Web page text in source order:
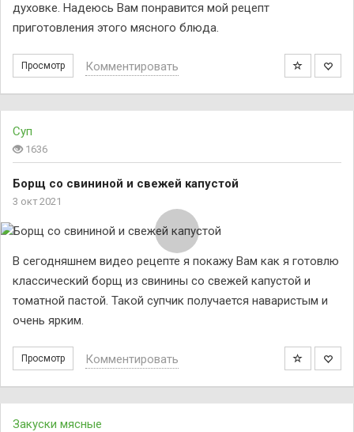
духовке. Надеюсь Вам понравится мой рецепт
приготовления этого мясного блюда.
Просмотр Комментировать
Суп
1636
Борщ со свининой и свежей капустой
3 окт 2021
В сегодняшнем видео рецепте я покажу Вам как я готовлю
классический борщ из свинины со свежей капустой и
томатной пастой. Такой супчик получается наваристым и
очень ярким.
Просмотр Комментировать
Закуски мясные